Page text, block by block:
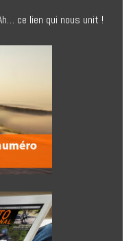
ce lien qui nous unit !